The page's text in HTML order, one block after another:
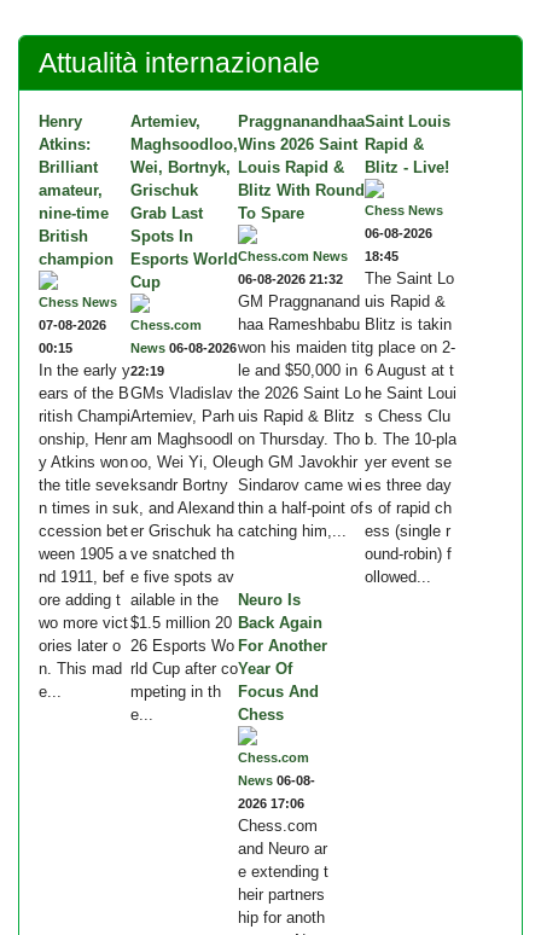
Attualità internazionale
Henry
Atkins:
Brilliant
amateur,
nine-time
British
champion
Chess News
07-08-2026
00:15
In the early y
ears of the B
ritish Champi
onship, Henr
y Atkins won
the title seve
n times in su
ccession bet
ween 1905 a
nd 1911, bef
ore adding t
wo more vict
ories later o
n. This mad
e...
Artemiev,
Maghsoodloo,
Wei, Bortnyk,
Grischuk
Grab Last
Spots In
Esports World
Cup
Chess.com
News 06-08-2026
22:19
GMs Vladislav
Artemiev, Parh
am Maghsoodl
oo, Wei Yi, Ole
ksandr Bortny
k, and Alexand
er Grischuk ha
ve snatched th
e five spots av
ailable in the
$1.5 million 20
26 Esports Wo
rld Cup after co
mpeting in th
e...
Praggnanandhaa
Wins 2026 Saint
Louis Rapid &
Blitz With Round
To Spare
Chess.com News
06-08-2026 21:32
GM Praggnanand
haa Rameshbabu
won his maiden tit
le and $50,000 in
the 2026 Saint Lo
uis Rapid & Blitz
on Thursday. Tho
ugh GM Javokhir
Sindarov came wi
thin a half-point of
catching him,...
Saint Louis
Rapid &
Blitz - Live!
Chess News
06-08-2026
18:45
The Saint Lo
uis Rapid &
Blitz is takin
g place on 2-
6 August at t
he Saint Loui
s Chess Clu
b. The 10-pla
yer event se
es three day
s of rapid ch
ess (single r
ound-robin) f
ollowed...
Neuro Is
Back Again
For Another
Year Of
Focus And
Chess
Chess.com
News 06-08-
2026 17:06
Chess.com
and Neuro ar
e extending t
heir partners
hip for anoth